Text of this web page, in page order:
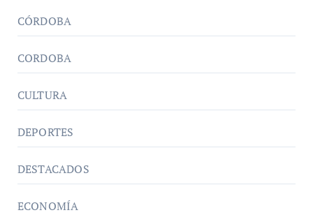
CÓRDOBA
CORDOBA
CULTURA
DEPORTES
DESTACADOS
ECONOMÍA